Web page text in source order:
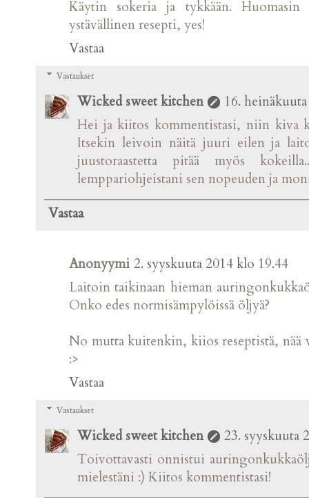
Käytin sokeria ja tykkään.
ystävällinen resepti, yes!
Vastaa
Vastaukset
Wicked sweet kitchen
16.
Hei ja kiitos kommentistasi, niin kiva
Itsekin leivoin näitä juuri eilen ja
juustoraastetta pitää myös
lemppariohjeistani sen nopeuden ja
Vastaa
Anonyymi 2. syyskuuta 2014 klo 19.44
Laitoin taikinaan hieman
Onko edes normisämpylöissä öljyä?
No mutta kuitenkin, kiios reseptistä, nää
:>
Vastaa
Vastaukset
Wicked sweet kitchen
23. syyskuuta
Toivottavasti onnistui
mielestäni :) Kiitos kommentistasi!